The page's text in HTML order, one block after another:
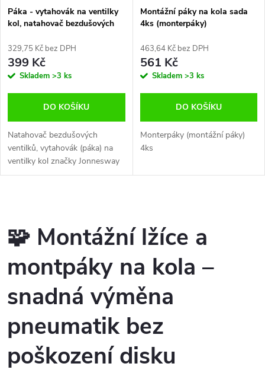
Páka - vytahovák na ventilky
kol, natahovač bezdušových
329,75 Kč bez DPH
399 Kč
Skladem >3 ks
DO KOŠÍKU
Natahovač bezdušových
ventilků, vytahovák (páka) na
ventilky kol značky Jonnesway
Montážní páky na kola sada
4ks (monterpáky)
463,64 Kč bez DPH
561 Kč
Skladem >3 ks
DO KOŠÍKU
Monterpáky (montážní páky)
4ks
v
l
á
d
a
c
🧩 Montážní lžíce a
montpáky na kola –
snadná výměna
pneumatik bez
poškození disku